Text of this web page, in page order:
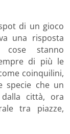
di un gioco
una risposta
cose stanno
di più le
coinquilini,
specie che un
città, ora
tra piazze,